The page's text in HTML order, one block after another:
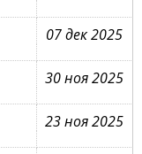
07 дек 2025
30 ноя 2025
23 ноя 2025